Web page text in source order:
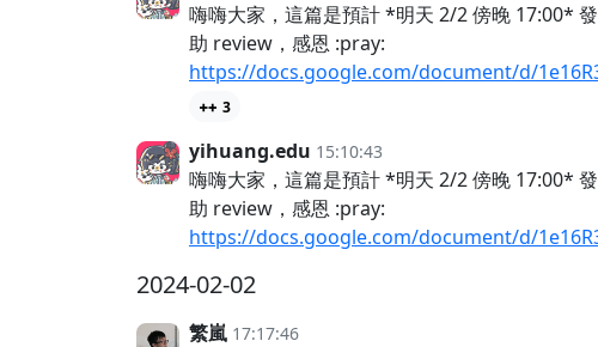
嗨嗨大家，這篇是預計 *明天 2/2 傍晚 17:00*
助 review，感恩 :pray:
https://docs.google.com/document/d/
3
yihuang.edu 15:10:43
嗨嗨大家，這篇是預計 *明天 2/2 傍晚 17:00*
助 review，感恩 :pray:
https://docs.google.com/document/d/
2024-02-02
繁嵐 17:17:46